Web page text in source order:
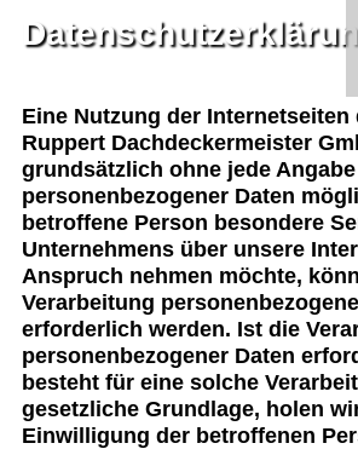
Eine Nutzung der Internetseiten
Ruppert Dachdeckermeister
grundsätzlich ohne jede Angabe
personenbezogener Daten
betroffene Person besondere
Unternehmens über unsere
Anspruch nehmen möchte,
Verarbeitung
erforderlich werden. Ist die
personenbezogener Daten
besteht für eine solche
gesetzliche Grundlage, holen
Einwilligung der betroffenen